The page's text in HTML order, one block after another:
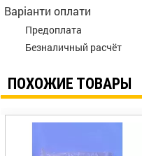
Варіанти оплати
Предоплата
Безналичный расчёт
ПОХОЖИЕ ТОВАРЫ